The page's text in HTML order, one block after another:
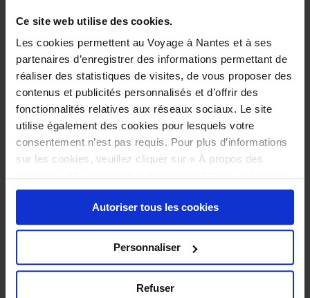
Ce site web utilise des cookies.
Les cookies permettent au Voyage à Nantes et à ses
partenaires d’enregistrer des informations permettant de
réaliser des statistiques de visites, de vous proposer des
contenus et publicités personnalisés et d’offrir des
fonctionnalités relatives aux réseaux sociaux. Le site
utilise également des cookies pour lesquels votre
consentement n’est pas requis. Pour plus d’informations
sur les cookies, veuillez cliquer sur « À propos des
sélectionner les cookies selon les finalités via l'onglet
« Détails ». À tout moment, vous pouvez modifier votre
choix en cliquant sur le lien « Cookies » en bas des
Autoriser tous les cookies
Personnaliser
Refuser
Olio e Burro